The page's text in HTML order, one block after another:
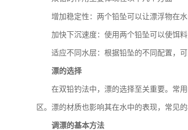
增加稳定性：两个铅坠可以让漂浮物在
加快下沉速度：使用两个铅坠可以使饵
适应不同水层：根据铅坠的不同配置，
漂的选择
在双铅钓法中，漂的选择至关重要。常
区。漂的材质也影响其在水中的表现，常见
调漂的基本方法